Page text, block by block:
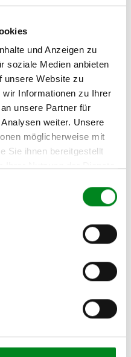
und Anzeigen zu
soziale Medien anbieten
unsere Website zu
Informationen zu Ihrer
unsere Partner für
weiter. Unsere
möglicherweise mit
Sie ihnen bereitgestellt
können Sie auch unseren
oder E-Mail).
Schlüsselnummer
dabei?
»